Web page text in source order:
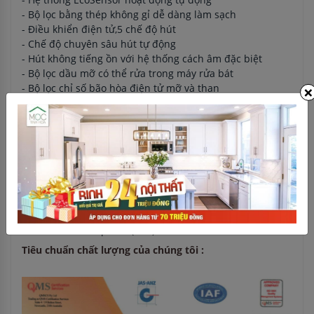
- Bộ lọc bằng thép không gỉ dễ dàng làm sạch
- Điều khiển điện tử,5 chế độ hút
- Chế độ chuyên sâu hút tự động
- Hút không tiếng ồn với hệ thống cách âm đặc biệt
- Bộ lọc dầu mỡ có thể rửa trong máy rửa bát
- Bộ lọc chỉ số bão hòa điện tử mỡ và than
- Hẹn giờ tự động tắt
- 3 Đèn Led chiếu sáng 9W
- Điều chỉnh cường độ ánh sáng và tắt ánh sáng dần
- Nội thất máy được bảo vệ an toàn và dễ dàng vệ sinh
Thông số kỹ thuật của sản phẩm
- Công suất hút tối đa 980 m3/h
- Độ ồn tối đa 62 Db
- Đường kính thoát khí :120/150 mm
Tiêu chuẩn chất lượng của chúng tôi :
×